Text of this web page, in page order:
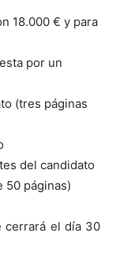
18.000 € y para
por un
(tres páginas
del candidato
50 páginas)
cerrará el día 30